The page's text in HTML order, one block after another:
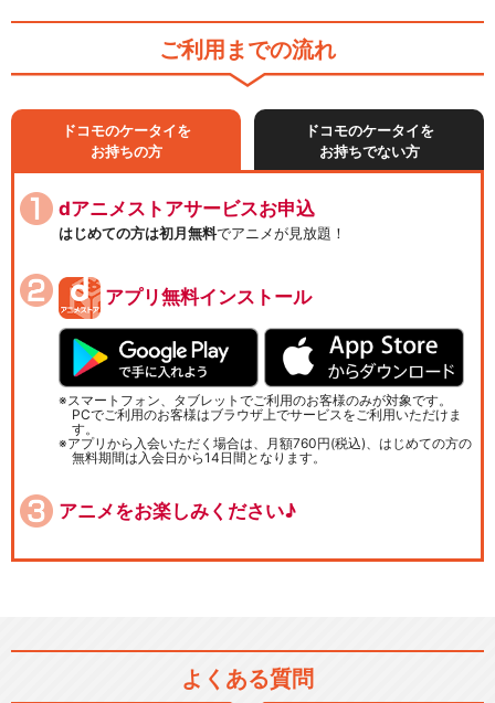
ご利用までの流れ
ドコモのケータイを
お持ちの方
ドコモのケータイを
お持ちでない方
dアニメストアサービスお申込
はじめての方は初月無料でアニメが見放題！
アプリ無料インストール
スマートフォン、タブレットでご利用のお客様のみが対象です。
PCでご利用のお客様はブラウザ上でサービスをご利用いただけま
す。
アプリから入会いただく場合は、月額760円(税込)、はじめての方の
無料期間は入会日から14日間となります。
アニメをお楽しみください♪
よくある質問